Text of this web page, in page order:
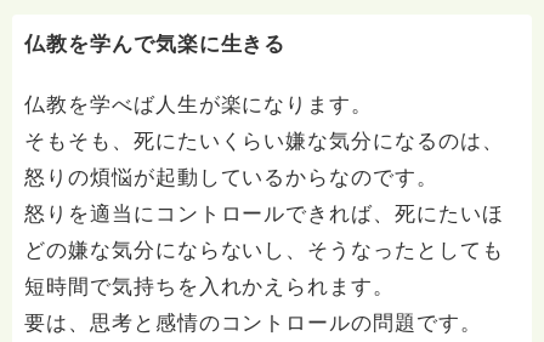
仏教を学んで気楽に生きる
仏教を学べば人生が楽になります。
そもそも、死にたいくらい嫌な気分になるのは、
怒りの煩悩が起動しているからなのです。
怒りを適当にコントロールできれば、死にたいほ
どの嫌な気分にならないし、そうなったとしても
短時間で気持ちを入れかえられます。
要は、思考と感情のコントロールの問題です。